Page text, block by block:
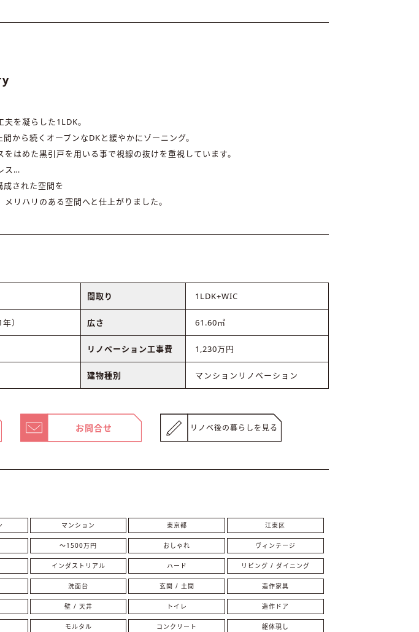
を凝らした1LDK。
から続くオープンなDKと緩やかにゾーニング。
はめた黒引戸を用いる事で視線の抜けを重視しています。
ス…
された空間を
リハリのある空間へと仕上がりました。
間取り 1LDK+WIC
） 広さ 61.60㎡
リノベーション工事費 1,230万円
建物種別 マンションリノベーション
お問合せ リノベ後の暮らしを見る
マンション 東京都 江東区
～1500万円 おしゃれ ヴィンテージ
インダストリアル ハード リビング / ダイニング
洗面台 玄関 / 土間 造作家具
壁 / 天井 トイレ 造作ドア
モルタル コンクリート 躯体現し